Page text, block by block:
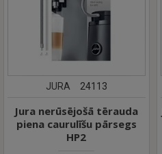
JURA 24113
Jura nerūsējošā tērauda
piena caurulīšu pārsegs
HP2